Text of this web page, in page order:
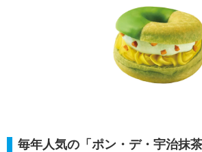
毎年人気の「ポン・デ・宇治抹